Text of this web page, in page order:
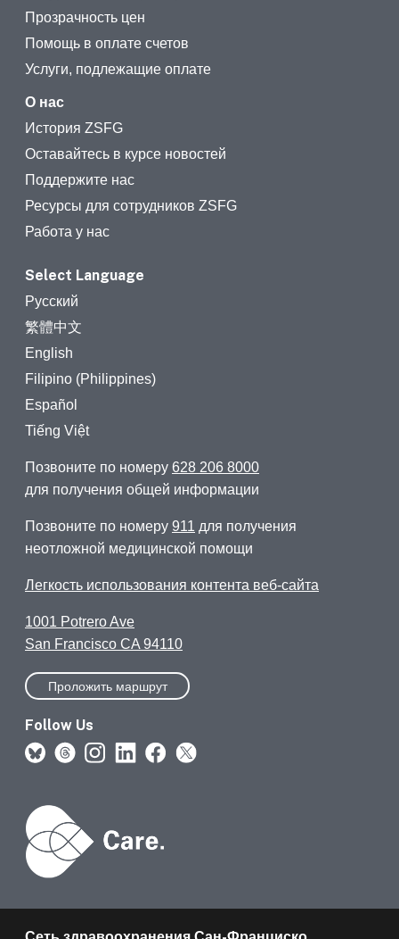
Прозрачность цен
Помощь в оплате счетов
Услуги, подлежащие оплате
О нас
История ZSFG
Оставайтесь в курсе новостей
Поддержите нас
Ресурсы для сотрудников ZSFG
Работа у нас
Select Language
Русский
繁體中文
English
Filipino (Philippines)
Español
Tiếng Việt
Позвоните по номеру 628 206 8000
для получения общей информации
Позвоните по номеру 911 для получения
неотложной медицинской помощи
Легкость использования контента веб-сайта
1001 Potrero Ave
San Francisco CA 94110
Проложить маршрут
Follow Us